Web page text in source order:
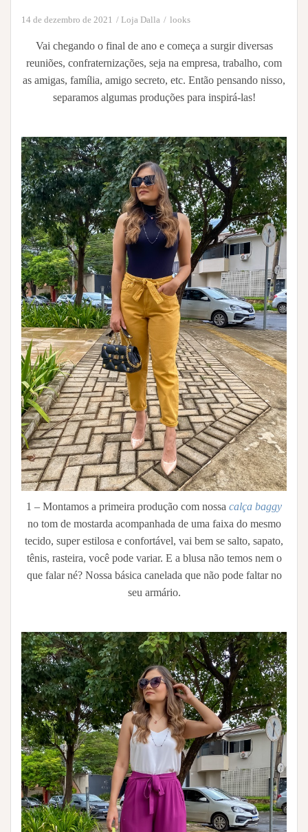
14 de dezembro de 2021 Loja Dalla looks
Vai chegando o final de ano e começa a surgir diversas
reuniões, confraternizações, seja na empresa, trabalho, com
as amigas, família, amigo secreto, etc. Então pensando nisso,
separamos algumas produções para inspirá-las!
1 – Montamos a primeira produção com nossa calça baggy
no tom de mostarda acompanhada de uma faixa do mesmo
tecido, super estilosa e confortável, vai bem se salto, sapato,
tênis, rasteira, você pode variar. E a blusa não temos nem o
que falar né? Nossa básica canelada que não pode faltar no
seu armário.